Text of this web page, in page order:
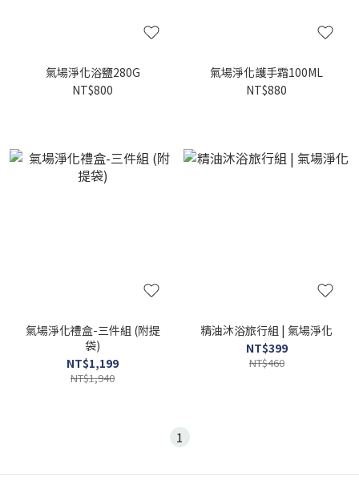
氣場淨化浴鹽280G
NT$800
氣場淨化護手霜100ML
NT$880
氣場淨化禮盒-三件組 (附提
袋)
NT$1,199
NT$1,940
精油沐浴旅行組 | 氣場淨化
NT$399
NT$460
1